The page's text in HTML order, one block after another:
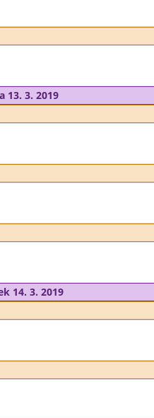
13. 3. 2019
14. 3. 2019